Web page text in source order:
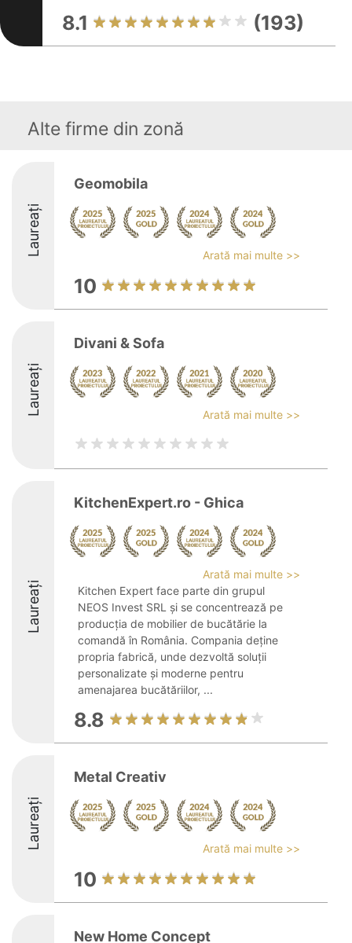
8.1 (193)
Alte firme din zonă
Laureați
Geomobila
Arată mai multe >>
10
Laureați
Divani & Sofa
Arată mai multe >>
Laureați
KitchenExpert.ro - Ghica
Arată mai multe >>
Kitchen Expert face parte din grupul
NEOS Invest SRL și se concentrează pe
producția de mobilier de bucătărie la
comandă în România. Compania deține
propria fabrică, unde dezvoltă soluții
personalizate și moderne pentru
amenajarea bucătăriilor, ...
8.8
Laureați
Metal Creativ
Arată mai multe >>
10
New Home Concept